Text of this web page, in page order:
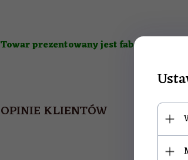
Towar prezentowany jest fabrycznie
OPINIE KLIENTÓW